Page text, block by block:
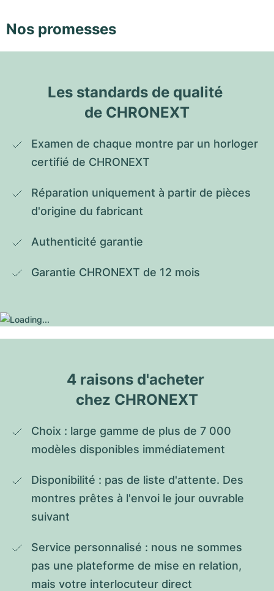
Nos promesses
Les standards de qualité
de CHRONEXT
Examen de chaque montre par un horloger
certifié de CHRONEXT
Réparation uniquement à partir de pièces
d'origine du fabricant
Authenticité garantie
Garantie CHRONEXT de 12 mois
4 raisons d'acheter
chez CHRONEXT
Choix : large gamme de plus de 7 000
modèles disponibles immédiatement
Disponibilité : pas de liste d'attente. Des
montres prêtes à l'envoi le jour ouvrable
suivant
Service personnalisé : nous ne sommes
pas une plateforme de mise en relation,
mais votre interlocuteur direct